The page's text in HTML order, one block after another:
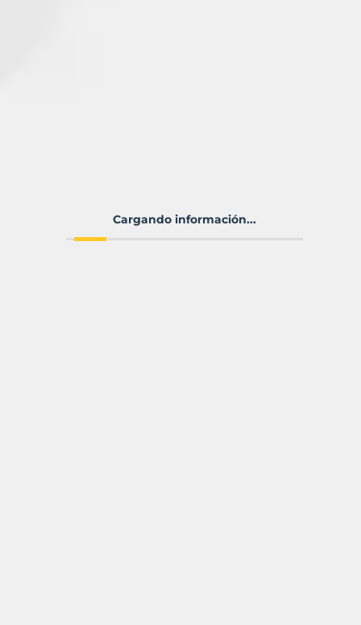
Cargando información...